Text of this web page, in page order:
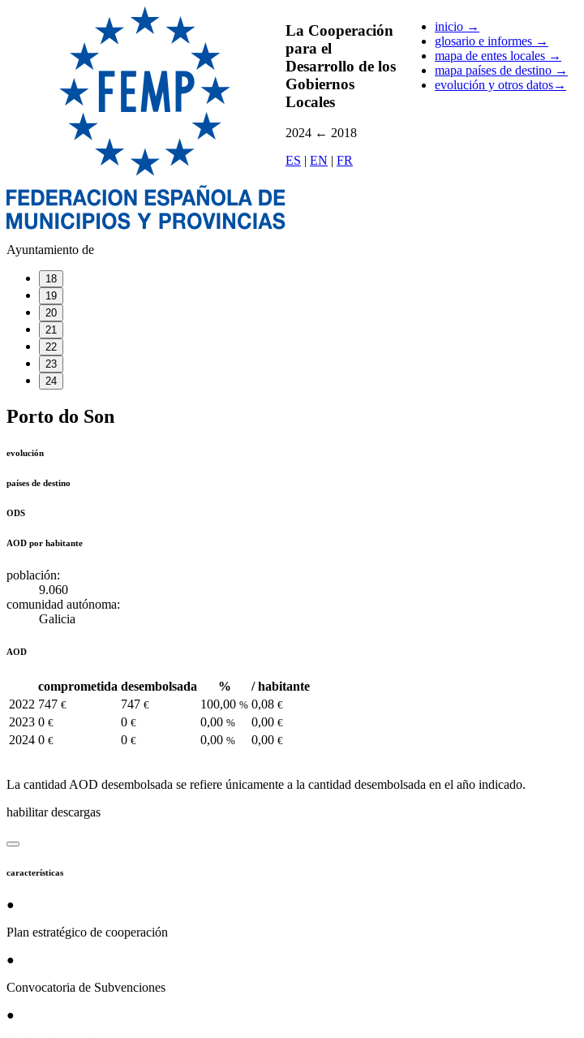
La Cooperación
para el
Desarrollo de los
Gobiernos
Locales
2024 ← 2018
ES | EN | FR
inicio →
glosario e informes →
mapa de entes locales →
mapa países de destino →
evolución y otros datos→
Ayuntamiento de
18
19
20
21
22
23
24
Porto do Son
evolución
países de destino
ODS
AOD por habitante
población:
9.060
comunidad autónoma:
Galicia
AOD
comprometida desembolsada %
/ habitante
2022 747 € 747 € 100,00 % 0,08 €
2023 0 € 0 € 0,00 % 0,00 €
2024 0 € 0 € 0,00 % 0,00 €
La cantidad AOD desembolsada se refiere únicamente a la cantidad desembolsada en el año indicado.
habilitar descargas
características
●
Plan estratégico de cooperación
●
Convocatoria de Subvenciones
●